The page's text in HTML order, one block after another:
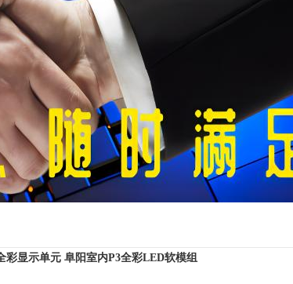
彩显示单元 阜阳室内P3全彩LED软模组